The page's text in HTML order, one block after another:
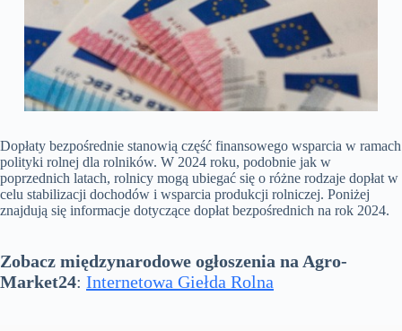
Dopłaty bezpośrednie stanowią część finansowego wsparcia w ramach
polityki rolnej dla rolników. W 2024 roku, podobnie jak w
poprzednich latach, rolnicy mogą ubiegać się o różne rodzaje dopłat w
celu stabilizacji dochodów i wsparcia produkcji rolniczej. Poniżej
znajdują się informacje dotyczące dopłat bezpośrednich na rok 2024.
Zobacz międzynarodowe ogłoszenia na Agro-
Market24: Internetowa Giełda Rolna